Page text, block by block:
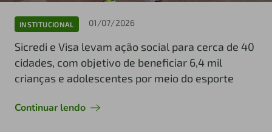
INSTITUCIONAL 01/07/2026
Sicredi e Visa levam ação social para cerca de 40
cidades, com objetivo de beneficiar 6,4 mil
crianças e adolescentes por meio do esporte
Continuar lendo